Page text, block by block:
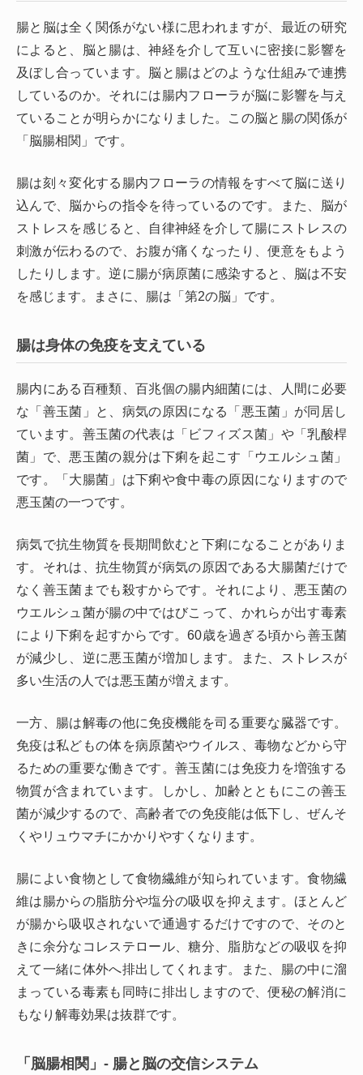
腸と脳は全く関係がない様に思われますが、最近の研究
によると、脳と腸は、神経を介して互いに密接に影響を
及ぼし合っています。脳と腸はどのような仕組みで連携
しているのか。それには腸内フローラが脳に影響を与え
ていることが明らかになりました。この脳と腸の関係が
「脳腸相関」です。
腸は刻々変化する腸内フローラの情報をすべて脳に送り
込んで、脳からの指令を待っているのです。また、脳が
ストレスを感じると、自律神経を介して腸にストレスの
刺激が伝わるので、お腹が痛くなったり、便意をもよう
したりします。逆に腸が病原菌に感染すると、脳は不安
を感じます。まさに、腸は「第2の脳」です。
腸は身体の免疫を支えている
腸内にある百種類、百兆個の腸内細菌には、人間に必要
な「善玉菌」と、病気の原因になる「悪玉菌」が同居し
ています。善玉菌の代表は「ビフィズス菌」や「乳酸桿
菌」で、悪玉菌の親分は下痢を起こす「ウエルシュ菌」
です。「大腸菌」は下痢や食中毒の原因になりますので
悪玉菌の一つです。
病気で抗生物質を長期間飲むと下痢になることがありま
す。それは、抗生物質が病気の原因である大腸菌だけで
なく善玉菌までも殺すからです。それにより、悪玉菌の
ウエルシュ菌が腸の中ではびこって、かれらが出す毒素
により下痢を起すからです。60歳を過ぎる頃から善玉菌
が減少し、逆に悪玉菌が増加します。また、ストレスが
多い生活の人では悪玉菌が増えます。
一方、腸は解毒の他に免疫機能を司る重要な臓器です。
免疫は私どもの体を病原菌やウイルス、毒物などから守
るための重要な働きです。善玉菌には免疫力を増強する
物質が含まれています。しかし、加齢とともにこの善玉
菌が減少するので、高齢者での免疫能は低下し、ぜんそ
くやリュウマチにかかりやすくなります。
腸によい食物として食物繊維が知られています。食物繊
維は腸からの脂肪分や塩分の吸収を抑えます。ほとんど
が腸から吸収されないで通過するだけですので、そのと
きに余分なコレステロール、糖分、脂肪などの吸収を抑
えて一緒に体外へ排出してくれます。また、腸の中に溜
まっている毒素も同時に排出しますので、便秘の解消に
もなり解毒効果は抜群です。
「脳腸相関」- 腸と脳の交信システム